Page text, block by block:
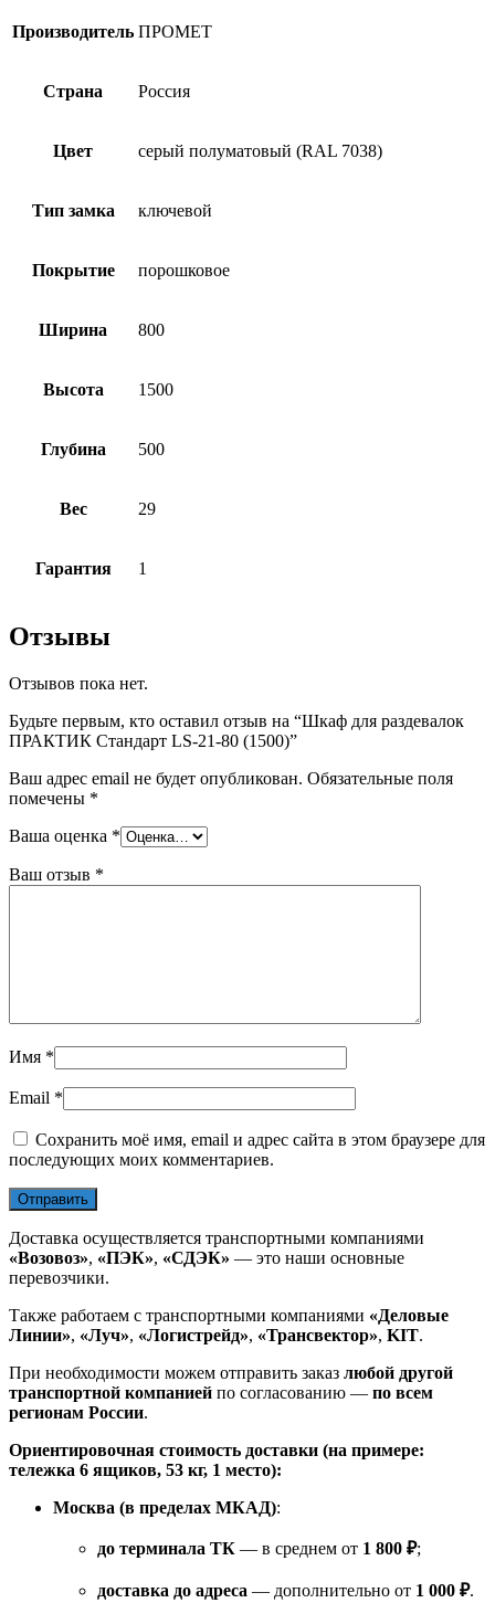
Производитель ПРОМЕТ
Страна Россия
Цвет серый полуматовый (RAL 7038)
Тип замка ключевой
Покрытие порошковое
Ширина 800
Высота 1500
Глубина 500
Вес 29
Гарантия 1
Отзывы
Отзывов пока нет.
Будьте первым, кто оставил отзыв на “Шкаф для раздевалок
ПРАКТИК Стандарт LS-21-80 (1500)”
Ваш адрес email не будет опубликован. Обязательные поля
помечены *
Ваша оценка *
Ваш отзыв *
Имя *
Email *
Сохранить моё имя, email и адрес сайта в этом браузере для
последующих моих комментариев.
Доставка осуществляется транспортными компаниями
«Возовоз», «ПЭК», «СДЭК» — это наши основные
перевозчики.
Также работаем с транспортными компаниями «Деловые
Линии», «Луч», «Логистрейд», «Трансвектор», KIT.
При необходимости можем отправить заказ любой другой
транспортной компанией по согласованию — по всем
регионам России.
Ориентировочная стоимость доставки (на примере:
тележка 6 ящиков, 53 кг, 1 место):
Москва (в пределах МКАД):
до терминала ТК — в среднем от 1 800 ₽;
доставка до адреса — дополнительно от 1 000 ₽.